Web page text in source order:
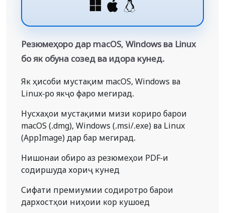
Резюмеҳоро дар macOS, Windows ва Linux
бо як обуна созед ва идора кунед.
Як ҳисоби мустақим macOS, Windows ва
Linux-ро якҷо фаро мегирад.
Нусхаҳои мустақими мизи кориро барои
macOS (.dmg), Windows (.msi/.exe) ва Linux
(AppImage) дар бар мегирад.
Нишонаи обиро аз резюмеҳои PDF-и
содиршуда хориҷ кунед
Сифати премиумии содиротро барои
дархостҳои ниҳоии кор кушоед